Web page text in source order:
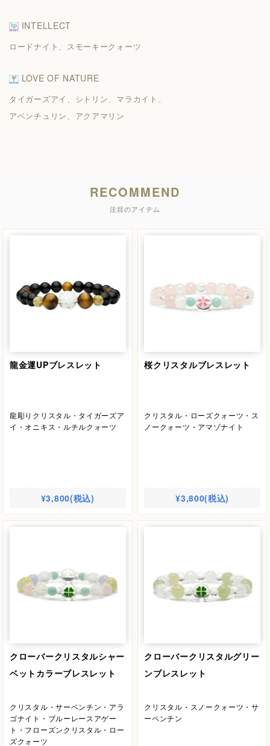
INTELLECT
ロードナイト 、 スモーキークォーツ
LOVE OF NATURE
タイガーズアイ 、 シトリン、 マラカイト 、
アベンチュリン、 アクアマリン
RECOMMEND
注目のアイテム
龍金運UPブレスレット
龍彫りクリスタル・タイガーズア
イ・オニキス・ルチルクォーツ
¥3,800(税込)
桜クリスタルブレスレット
クリスタル・ローズクォーツ・ス
ノークォーツ・アマゾナイト
¥3,800(税込)
クローバークリスタルシャー
ベットカラーブレスレット
クリスタル・サーペンチン・アラ
ゴナイト・ブルーレースアゲー
ト・フローズンクリスタル・ロー
ズクォーツ
クローバークリスタルグリー
ンブレスレット
クリスタル・スノークォーツ・サ
ーペンチン